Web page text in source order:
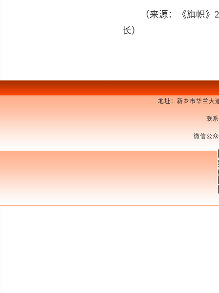
（来源：《旗帜
长）
地址：新乡市华兰大
联
微信公